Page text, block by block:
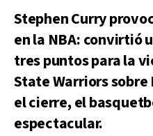
Stephen Curry
en la NBA: convirtió
tres puntos para la
State Warriors sobre
el cierre, el
espectacular.